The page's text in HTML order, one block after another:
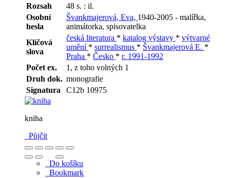
Rozsah
48 s. : il.
Osobní
hesla
Švankmajerová, Eva, 1940-2005 - malířka,
animátorka, spisovatelka
Klíčová
slova
česká literatura * katalog výstavy * výtvarné
umění * surrealismus * Švankmajerová E. *
Praha * Česko * r. 1991-1992
Počet ex.
1, z toho volných 1
Druh dok. monografie
Signatura
C12b 10975
kniha
Půjčit
Do košíku
Bookmark